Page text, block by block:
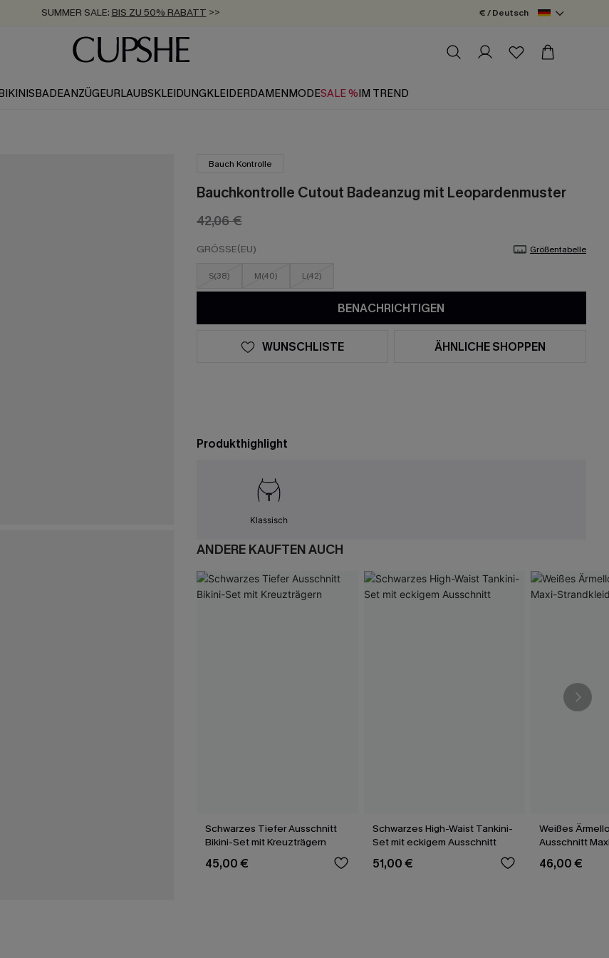
SUMMER SALE: BIS ZU 50% RABATT >>
ZUM NEWSLETTER:BIS ZU -20% EXTRA ERHALTEN
KOSTENLOSER VERSAND AB 89 €
€ / Deutsch
BADEANZÜGEURLAUBSKLEIDUNGKLEIDERDAMENMODESALE %IM TREND
Bauch Kontrolle
Bauchkontrolle Cutout Badeanzug mit Leopardenmuster
42,06 €
GRÖSSE(EU) Größentabelle
S(38) M(40) L(42)
BENACHRICHTIGEN
WUNSCHLISTE ÄHNLICHE SHOPPEN
Produkthighlight
Klassisch
ANDERE KAUFTEN AUCH
Schwarzes Tiefer Ausschnitt
Bikini-Set mit Kreuzträgern
45,00 €
Schwarzes High-Waist Tankini-
Set mit eckigem Ausschnitt
51,00 €
Weißes
Ausschnitt
46,00 €